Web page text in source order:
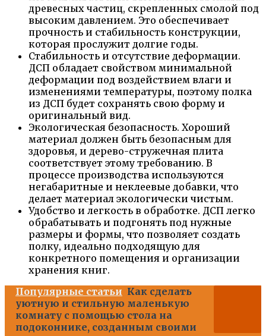
древесных частиц, скрепленных смолой под
высоким давлением. Это обеспечивает
прочность и стабильность конструкции,
которая прослужит долгие годы.
Стабильность и отсутствие деформации.
ДСП обладает свойством минимальной
деформации под воздействием влаги и
изменениями температуры, поэтому полка
из ДСП будет сохранять свою форму и
оригинальный вид.
Экологическая безопасность. Хороший
материал должен быть безопасным для
здоровья, и дерево-стружечная плита
соответствует этому требованию. В
процессе производства используются
негабаритные и неклеевые добавки, что
делает материал экологически чистым.
Удобство и легкость в обработке. ДСП легко
обрабатывать и подгонять под нужные
размеры и формы, что позволяет создать
полку, идеально подходящую для
конкретного помещения и организации
хранения книг.
Популярные статьи Как сделать
уютную и стильную маленькую
комнату с помощью стола на
подоконнике, созданным своими